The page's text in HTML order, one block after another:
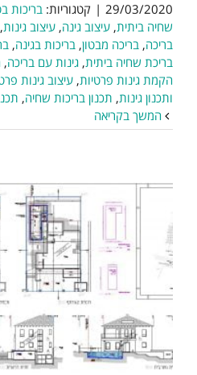
29/03/2020
| קטגוריות: בריכות
שחיה ביתית, עיצוב גינה, עיצוב גינות,
בריכה, בריכה מבטון, בריכות בגינה,
בריכת שחיה ביתית, גינות עם בריכה,
הקמת גינות פרטיות, עיצוב גינות
ותכנון גינות, תכנון בריכות שחיה,
המשך בקריאה